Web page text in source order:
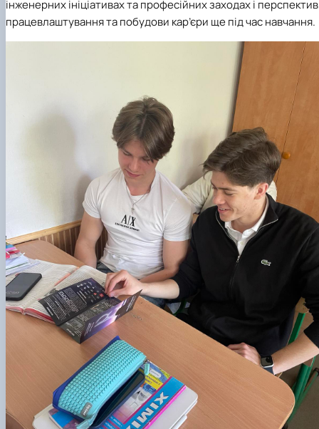
інженерних ініціативах та професійних заходах і
працевлаштування та побудови кар’єри ще під час навчання.